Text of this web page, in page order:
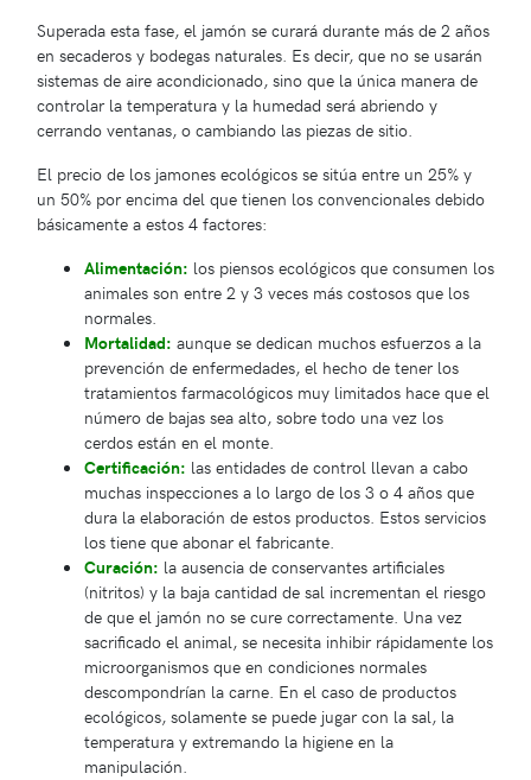
Superada esta fase, el jamón se curará durante más de 2 años
en secaderos y bodegas naturales. Es decir, que no se usarán
sistemas de aire acondicionado, sino que la única manera de
controlar la temperatura y la humedad será abriendo y
cerrando ventanas, o cambiando las piezas de sitio.
El precio de los jamones ecológicos se sitúa entre un 25% y
un 50% por encima del que tienen los convencionales debido
básicamente a estos 4 factores:
Alimentación: los piensos ecológicos que consumen los
animales son entre 2 y 3 veces más costosos que los
normales.
Mortalidad: aunque se dedican muchos esfuerzos a la
prevención de enfermedades, el hecho de tener los
tratamientos farmacológicos muy limitados hace que el
número de bajas sea alto, sobre todo una vez los
cerdos están en el monte.
Certificación: las entidades de control llevan a cabo
muchas inspecciones a lo largo de los 3 o 4 años que
dura la elaboración de estos productos. Estos servicios
los tiene que abonar el fabricante.
Curación: la ausencia de conservantes artificiales
(nitritos) y la baja cantidad de sal incrementan el riesgo
de que el jamón no se cure correctamente. Una vez
sacrificado el animal, se necesita inhibir rápidamente los
microorganismos que en condiciones normales
descompondrían la carne. En el caso de productos
ecológicos, solamente se puede jugar con la sal, la
temperatura y extremando la higiene en la
manipulación.